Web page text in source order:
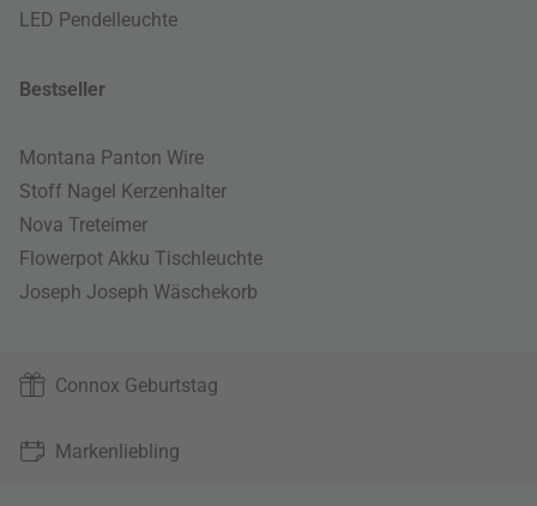
LED Pendelleuchte
Bestseller
Montana Panton Wire
Stoff Nagel Kerzenhalter
Nova Treteimer
Flowerpot Akku Tischleuchte
Joseph Joseph Wäschekorb
Connox Geburtstag
Markenliebling